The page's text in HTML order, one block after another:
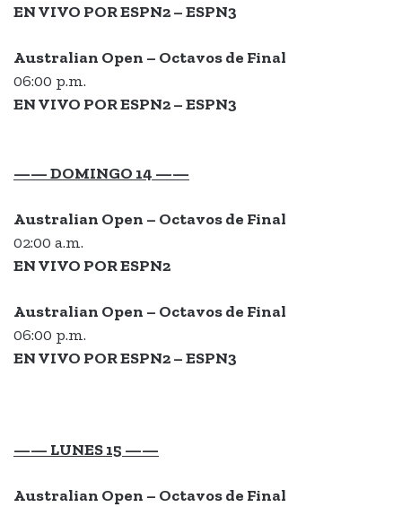
EN VIVO POR ESPN2 – ESPN3
Australian Open – Octavos de Final
06:00 p.m.
EN VIVO POR ESPN2 – ESPN3
—— DOMINGO 14 ——
Australian Open – Octavos de Final
02:00 a.m.
EN VIVO POR ESPN2
Australian Open – Octavos de Final
06:00 p.m.
EN VIVO POR ESPN2 – ESPN3
—— LUNES 15 ——
Australian Open – Octavos de Final